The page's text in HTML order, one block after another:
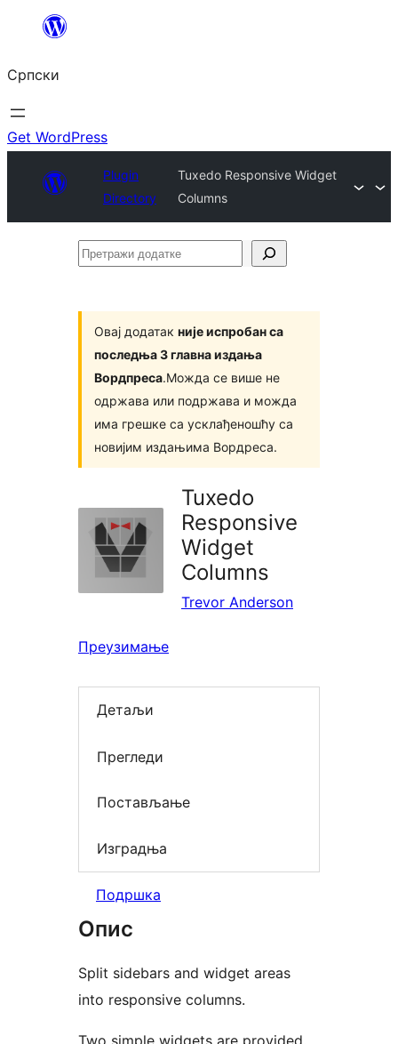
Скочи
садржај
Српски
Get WordPress
Plugin
Directory
Tuxedo Responsive Widget
Columns
Претражи
Овај додатак није испробан са
последња 3 главна издања
Вордпреса.Можда се више не
одржава или подржава и можда
има грешке са усклађеношћу са
новијим издањима Вордреса.
Tuxedo
Responsive
Widget
Columns
Trevor Anderson
Преузимање
Детаљи
Прегледи
Постављање
Изградња
Подршка
Опис
Split sidebars and widget areas
into responsive columns.